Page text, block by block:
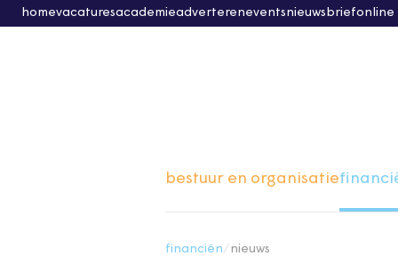
homevacaturesacademieadvertereneventsnieuwsbriefonline
bestuur en organisatie
financiën nieuws